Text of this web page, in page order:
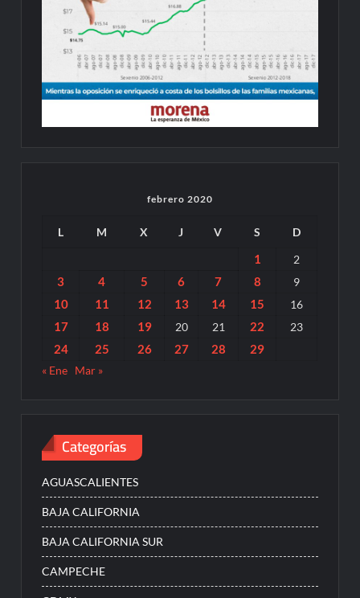
febrero 2020
L M X J V S D
1 2
3 4 5 6 7 8 9
10 11 12 13 14 15 16
17 18 19 20 21 22 23
24 25 26 27 28 29
« Ene Mar »
Categorías
AGUASCALIENTES
BAJA CALIFORNIA
BAJA CALIFORNIA SUR
CAMPECHE